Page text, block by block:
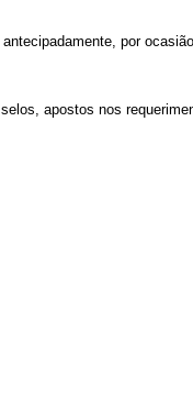
por
apostos nos